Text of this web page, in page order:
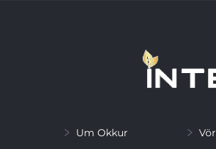
Um Okkur